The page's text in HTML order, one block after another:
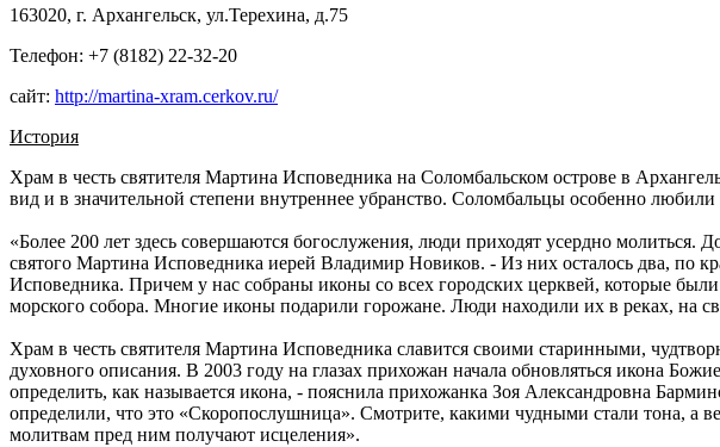
163020, г. Архангельск, ул.Терехина, д.75
Телефон: +7 (8182) 22-32-20
сайт: http://martina-xram.cerkov.ru/
История
Храм в честь святителя Мартина Исповедника на Соломбальском острове в
вид и в значительной степени внутреннее убранство. Соломбальцы особенно
«Более 200 лет здесь совершаются богослужения, люди приходят усердно молиться.
святого Мартина Исповедника иерей Владимир Новиков. - Из них осталось два, по
Исповедника. Причем у нас собраны иконы со всех городских церквей, которые
морского собора. Многие иконы подарили горожане. Люди находили их в реках, на
Храм в честь святителя Мартина Исповедника славится своими старинными,
духовного описания. В 2003 году на глазах прихожан начала обновляться икона
определить, как называется икона, - пояснила прихожанка Зоя Александровна
определили, что это «Скоропослушница». Смотрите, какими чудными стали тона, а
молитвам пред ним получают исцеления».